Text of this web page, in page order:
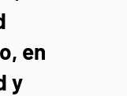
en
y